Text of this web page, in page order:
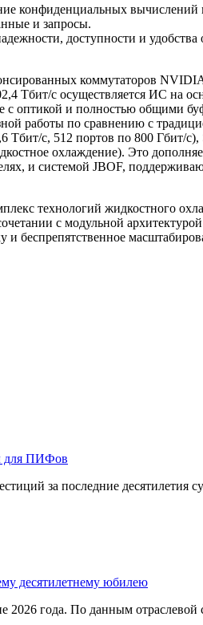
конфиденциальных
и запросы.
доступности и
коммутаторов
Тбит/с осуществляется ИС на
оптикой и полностью общими
работы по сравнению с
с, 512 портов по 800 Гбит/
охлаждение). Это
и системой JBOF,
технологий жидкостного
с модульной
беспрепятственное
для ПИФов
за последние десятилетия
десятилетнему юбилею
2026 года. По данным